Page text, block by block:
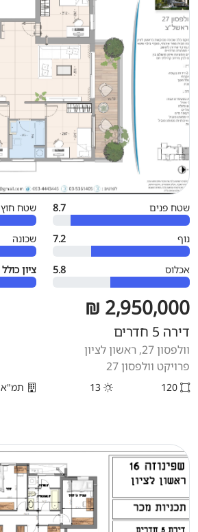
שטח פנים 8.7 שטח חוץ
נוף 7.2 שכונה
אכלוס 5.8 ציון כולל
2,950,000 ₪
דירה 5 חדרים
וולפסון 27, ראשון לציון
פרויקט וולפסון 27
תמ"א 38